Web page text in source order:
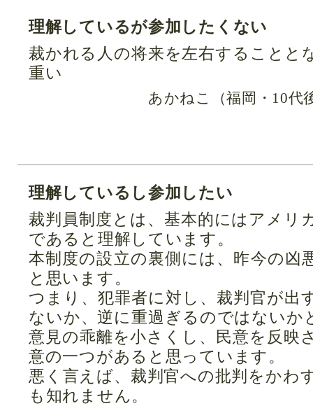
理解しているが参加したくない
裁かれる人の将来を左右することと
重い
あかねこ（福岡・10代
理解しているし参加したい
裁判員制度とは、基本的にはアメリ
であると理解しています。
本制度の設立の裏側には、昨今の凶
と思います。
つまり、犯罪者に対し、裁判官が出
ないか、逆に重過ぎるのではないか
意見の乖離を小さくし、民意を反映
意の一つがあると思っています。
悪く言えば、裁判官への批判をかわ
も知れません。